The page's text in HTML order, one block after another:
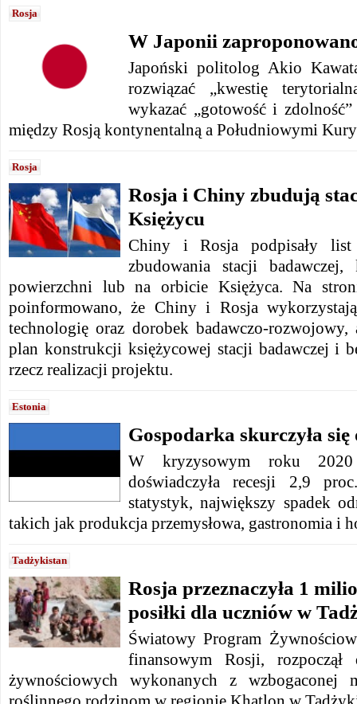
Rosja
W Japonii
Japoński politolog Akio
rozwiązać „kwestię
wykazać „gotowość i
między Rosją kontynentalną a Południowymi
Rosja
Rosja i Chiny zbudują
Księżycu
Chiny i Rosja podpisały list
zbudowania stacji
powierzchni lub na orbicie Księżyca. Na
poinformowano, że Chiny i Rosja
technologię oraz dorobek badawczo-
plan konstrukcji księżycowej stacji badawczej i
rzecz realizacji projektu.
Estonia
Gospodarka skurczyła się
W kryzysowym roku 2020
doświadczyła recesji 2,9
statystyk, największy spadek
takich jak produkcja przemysłowa, gastronomia i
Tadżykistan
Rosja przeznaczyła 1
posiłki dla uczniów w
Światowy Program
finansowym Rosji, rozpoczął
żywnościowych wykonanych z